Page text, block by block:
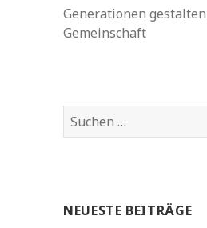
Generationen gestalten
Gemeinschaft
Suchen
nach:
NEUESTE BEITRÄGE